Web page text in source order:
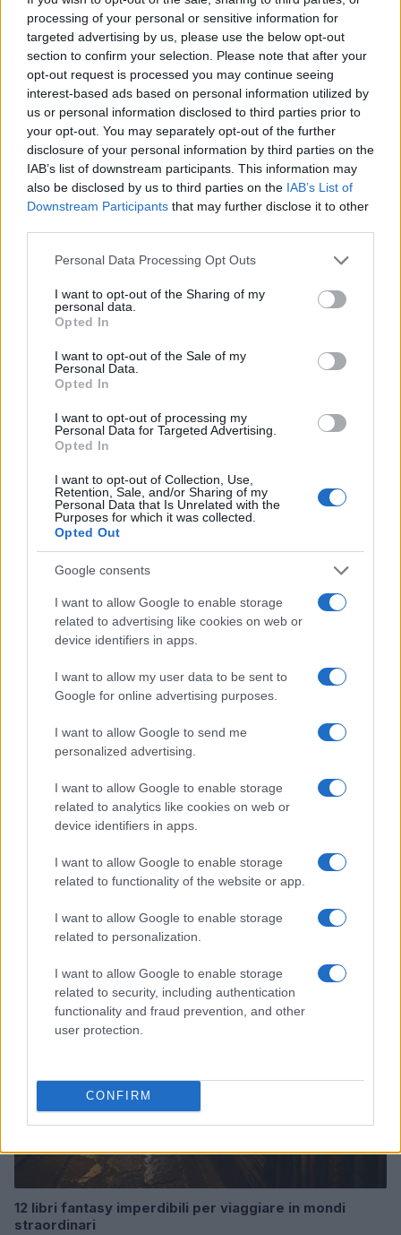
processing of your personal or sensitive information for
targeted advertising by us, please use the below opt-out
section to confirm your selection. Please note that after your
opt-out request is processed you may continue seeing
interest-based ads based on personal information utilized by
us or personal information disclosed to third parties prior to
your opt-out. You may separately opt-out of the further
disclosure of your personal information by third parties on the
IAB’s list of downstream participants. This information may
also be disclosed by us to third parties on the IAB’s List of
Downstream Participants that may further disclose it to other
Please note that this website/app uses one or more Google
not limited to your visit or usage behaviour. You may click to
grant or deny consent to Google and its third-party tags to
use your data for below specified purposes in below Google
consent section.
Personal Data Processing Opt Outs
I want to opt-out of the Sharing of my
personal data.
Opted In
I want to opt-out of the Sale of my
Personal Data.
Opted In
I want to opt-out of processing my
Personal Data for Targeted Advertising.
Opted In
I want to opt-out of Collection, Use,
Retention, Sale, and/or Sharing of my
Personal Data that Is Unrelated with the
Purposes for which it was collected.
Opted Out
Google consents
I want to allow Google to enable storage
related to advertising like cookies on web or
device identifiers in apps.
I want to allow my user data to be sent to
Google for online advertising purposes.
I want to allow Google to send me
personalized advertising.
I want to allow Google to enable storage
related to analytics like cookies on web or
device identifiers in apps.
I want to allow Google to enable storage
related to functionality of the website or app.
I want to allow Google to enable storage
related to personalization.
I want to allow Google to enable storage
related to security, including authentication
functionality and fraud prevention, and other
user protection.
CONFIRM
il potenziale di queste batterie è enorme. Con
l’attenzione crescente verso la sostenibilità e la
durata, è probabile che vedremo un aumento
dell’interesse da parte dei consumatori e dei
produttori per queste soluzioni innovative.
In un mondo in cui la capacità della batteria è
diventata uno dei fattori decisivi per l’acquisto di
uno smartphone, le batterie in acciaio potrebbero
benissimo rappresentare un nuovo standard nel
settore. Mentre ci avviciniamo a un futuro in cui le
mAh, è chiaro che il panorama della tecnologia
mobile è destinato a cambiare radicalmente. Sei
pronto per questa nuova era?
AUTORE
Staff
Continua a leggere
12 libri fantasy imperdibili per viaggiare in mondi
straordinari